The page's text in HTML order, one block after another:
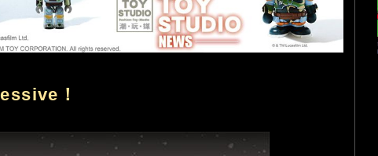
！